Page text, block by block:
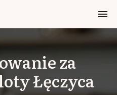
za
Łęczyca